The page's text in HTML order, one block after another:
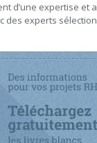
d’une expertise et
des experts